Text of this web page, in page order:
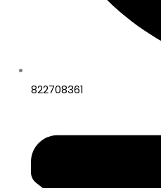
822708361